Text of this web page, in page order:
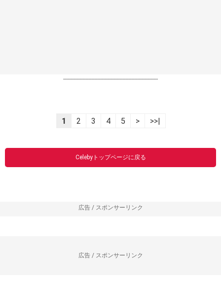
----------------------------------------------------------------
1 2 3 4 5 > >>|
Celebyトップページに戻る
広告 / スポンサーリンク
広告 / スポンサーリンク